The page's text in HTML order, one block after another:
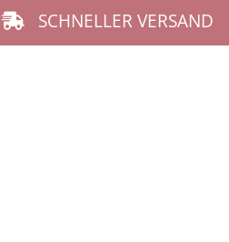
 SCHNELLER VERSAND